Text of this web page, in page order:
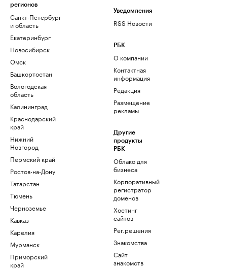
регионов
Санкт-Петербург
и область
Екатеринбург
Новосибирск
Омск
Башкортостан
Вологодская
область
Калининград
Краснодарский
край
Нижний
Новгород
Пермский край
Ростов-на-Дону
Татарстан
Тюмень
Черноземье
Кавказ
Карелия
Мурманск
Приморский
край
Уведомления
RSS Новости
РБК
О компании
Контактная
информация
Редакция
Размещение
рекламы
Другие
продукты
РБК
Облако для
бизнеса
Корпоративный
регистратор
доменов
Хостинг
сайтов
Рег.решения
Знакомства
Сайт
знакомств